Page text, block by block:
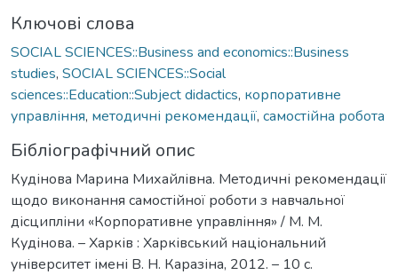
Ключові слова
SOCIAL SCIENCES::Business and economics::Business
studies, SOCIAL SCIENCES::Social
sciences::Education::Subject didactics, корпоративне
управління, методичні рекомендації, самостійна робота
Бібліографічний опис
Кудінова Марина Михайлівна. Методичні рекомендації
щодо виконання самостійної роботи з навчальної
дісципліни «Корпоративне управління» / М. М.
Кудінова. – Харків : Харківський національний
університет імені В. Н. Каразіна, 2012. – 10 с.